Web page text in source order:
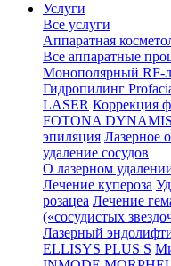
Услуги
Все услуги
Аппаратная
Все аппаратные
Монополярный RF-
Гидропилинг
LASER Коррекция
FOTONA DYNAMIS
эпиляция Лазерное
удаление сосудов
О лазерном
Лечение купероза
розацеа Лечение
(«сосудистых
Лазерный
ELLISYS PLUS S